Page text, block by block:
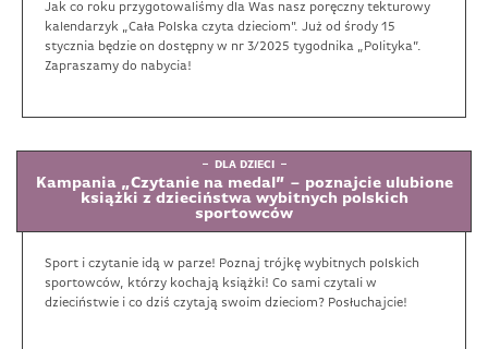
Jak co roku przygotowaliśmy dla Was nasz poręczny tekturowy
kalendarzyk „Cała Polska czyta dzieciom". Już od środy 15
stycznia będzie on dostępny w nr 3/2025 tygodnika „Polityka”.
Zapraszamy do nabycia!
DLA DZIECI
Kampania „Czytanie na medal” – poznajcie ulubione
książki z dzieciństwa wybitnych polskich
sportowców
Sport i czytanie idą w parze! Poznaj trójkę wybitnych polskich
sportowców, którzy kochają książki! Co sami czytali w
dzieciństwie i co dziś czytają swoim dzieciom? Posłuchajcie!